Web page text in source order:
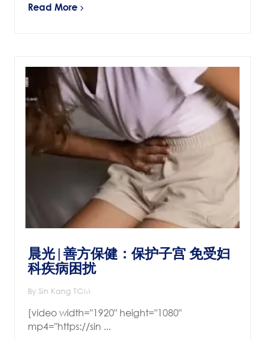
Read More
晨光|善方保健：保护子宫 免受妇
科疾病困扰
By Sin Kang TCM
[video width="1920" height="1080"
mp4="https://sin ...